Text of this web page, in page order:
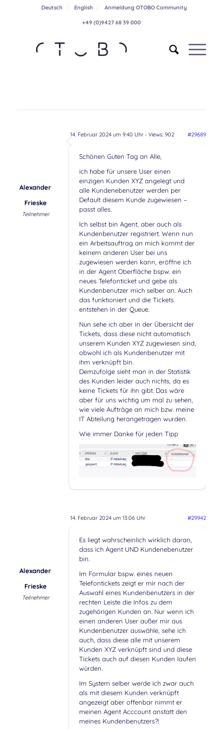
Deutsch English Anmeldung OTOBO Community
+49 (0)9427 68 39 000
14. Februar 2024 um 9:40 Uhr- Views: 902 #29689
Alexander
Frieske
Teilnehmer
Schönen Guten Tag an Alle,
ich habe für unsere User einen
einzigen Kunden XYZ angelegt und
alle Kundenebenutzer werden per
Default diesem Kunde zugewiesen –
passt alles.
Ich selbst bin Agent, aber auch als
Kundenbenutzer registriert. Wenn nun
ein Arbeitsauftrag an mich kommt der
keinem anderen User bei uns
zugewiesen werden kann, eröffne ich
in der Agent Oberfläche bspw. ein
neues Telefonticket und gebe als
Kundenbenutzer mich selber an. Auch
das funktioniert und die Tickets
entstehen in der Queue.
Nun sehe ich aber in der Übersicht der
Tickets, dass diese nicht automatisch
unserem Kunden XYZ zugewiesen sind,
obwohl ich als Kundenbenutzer mit
ihm verknüpft bin.
Demzufolge sieht man in der Statistik
des Kunden leider auch nichts, da es
keine Tickets für ihn gibt. Das wäre
aber für uns wichtig um mal zu sehen,
wie viele Aufträge an mich bzw. meine
IT Abteilung herangetragen wurden.
Wie immer Danke für jeden Tipp
14. Februar 2024 um 13:06 Uhr #29942
Alexander
Frieske
Teilnehmer
Es liegt wahrscheinlich wirklich daran,
dass ich Agent UND Kundenebenutzer
bin.
Im Formular bspw. eines neuen
Telefontickets zeigt er mir nach der
Auswahl eines Kundenbenutzers in der
rechten Leiste die Infos zu dem
zugehörigen Kunden an. Nur wenn ich
einen anderen User außer mir aus
Kundenbenutzer auswähle, sehe ich
auch, dass diese alle mit unserem
Kunden XYZ verknüpft sind und diese
Tickets auch auf diesen Kunden laufen
würden.
Im System selber werde ich zwar auch
als mit diesem Kunden verknüpft
angezeigt aber offenbar nimmt er
meinen Agent Acccount anstatt den
meines Kundenbenutzers?!